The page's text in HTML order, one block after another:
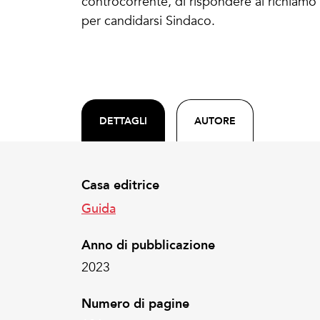
per candidarsi Sindaco.
DETTAGLI AUTORE
Casa editrice
Guida
Anno di pubblicazione
2023
Numero di pagine